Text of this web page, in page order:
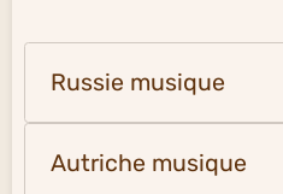
Russie musique
Autriche musique